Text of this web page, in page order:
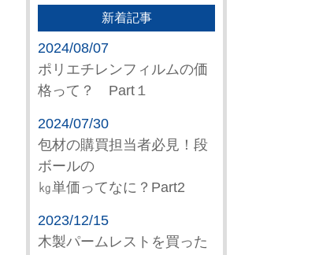
新着記事
2024/08/07
ポリエチレンフィルムの価
格って？ Part１
2024/07/30
包材の購買担当者必見！段
ボールの
㎏単価ってなに？Part2
2023/12/15
木製パームレストを買った